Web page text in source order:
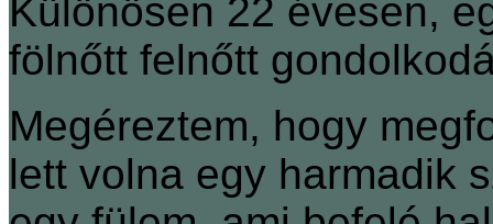
Különösen 22 évesen,
fölnőtt felnőtt
Megéreztem, hogy
lett volna egy harmadik